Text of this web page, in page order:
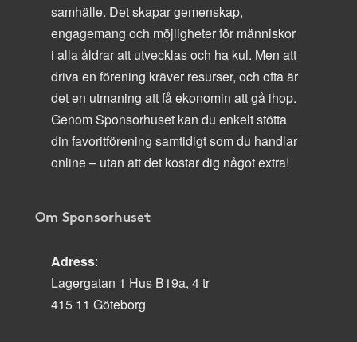
samhälle. Det skapar gemenskap,
engagemang och möjligheter för människor
i alla åldrar att utvecklas och ha kul. Men att
driva en förening kräver resurser, och ofta är
det en utmaning att få ekonomin att gå ihop.
Genom Sponsorhuset kan du enkelt stötta
din favoritförening samtidigt som du handlar
online – utan att det kostar dig något extra!
Om Sponsorhuset
Adress:
Lagergatan 1 Hus B19a, 4 tr
415 11 Göteborg